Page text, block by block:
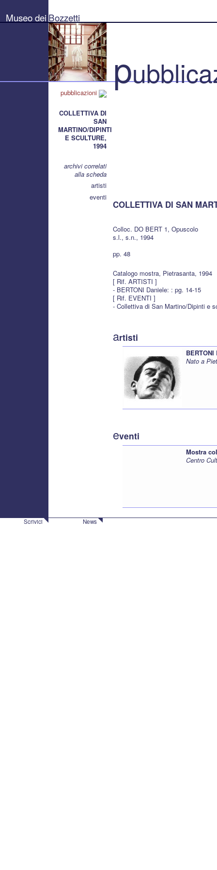
Bozzetti
"Pierluigi
Museo dei Bozzetti
pubblicazioni
COLLETTIVA DI
SAN
MARTINO/DIPINTI
E SCULTURE,
1994
archivi correlati
alla scheda
artisti
eventi
p
COLLETTIVA DI SAN
Colloc. DO BERT 1, Opuscolo
s.l., s.n., 1994
pp. 48
Catalogo mostra, Pietrasanta, 1994
[ Rif. ARTISTI ]
- BERTONI Daniele: : pg. 14-15
[ Rif. EVENTI ]
- Collettiva di San Martino/Dipinti e
artisti
BERTONI
Nato a
eventi
Mostra
Centro
Scrivici News